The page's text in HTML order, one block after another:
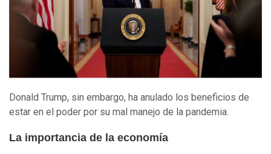
Donald Trump, sin embargo, ha anulado los beneficios de
estar en el poder por su mal manejo de la pandemia.
La importancia de la economía